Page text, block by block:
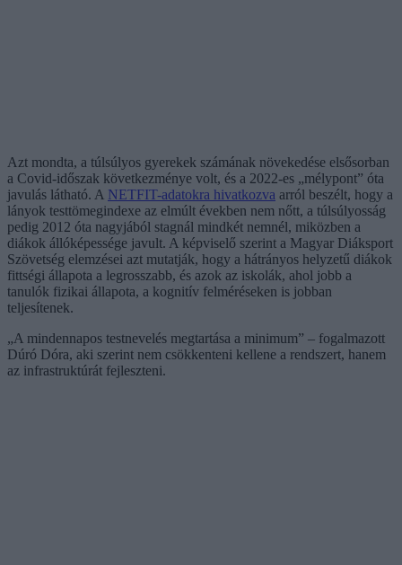
Azt mondta, a túlsúlyos gyerekek számának növekedése elsősorban
a Covid-időszak következménye volt, és a 2022-es „mélypont” óta
javulás látható. A NETFIT-adatokra hivatkozva arról beszélt, hogy a
lányok testtömegindexe az elmúlt években nem nőtt, a túlsúlyosság
pedig 2012 óta nagyjából stagnál mindkét nemnél, miközben a
diákok állóképessége javult. A képviselő szerint a Magyar Diáksport
Szövetség elemzései azt mutatják, hogy a hátrányos helyzetű diákok
fittségi állapota a legrosszabb, és azok az iskolák, ahol jobb a
tanulók fizikai állapota, a kognitív felméréseken is jobban
teljesítenek.
„A mindennapos testnevelés megtartása a minimum” – fogalmazott
Dúró Dóra, aki szerint nem csökkenteni kellene a rendszert, hanem
az infrastruktúrát fejleszteni.